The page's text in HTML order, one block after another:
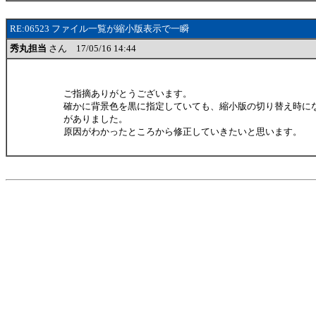
RE:06523 ファイル一覧が縮小版表示で一瞬
秀丸担当 さん 17/05/16 14:44
ご指摘ありがとうございます。
確かに背景色を黒に指定していても、縮小版の切り替え時に
がありました。
原因がわかったところから修正していきたいと思います。